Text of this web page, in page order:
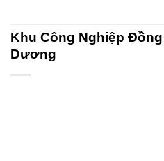
Khu Công Nghiệp
Dương